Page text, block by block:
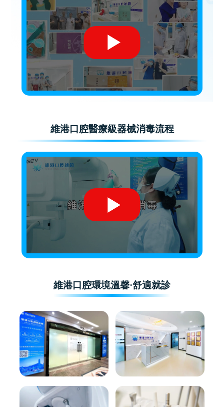
維港口腔醫療級器械消毒流程
維港口腔環境溫馨·舒適就診